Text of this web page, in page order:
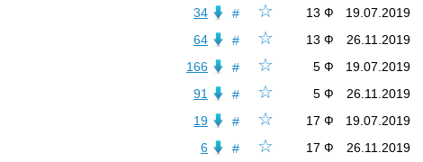
☆
# 19.07.2019
13 Ф
34
☆
# 26.11.2019
13 Ф
64
☆
# 19.07.2019
5 Ф
166
☆
# 26.11.2019
5 Ф
91
☆
# 19.07.2019
17 Ф
19
☆
# 26.11.2019
17 Ф
6